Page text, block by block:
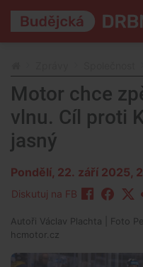
Motor chce
vlnu. Cíl proti
jasný
Pondělí, 22. září 2025,
Diskutuj na FB
Autoři Václav Plachta | Foto
hcmotor.cz